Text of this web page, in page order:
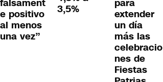
falsament
e positivo
al menos
una vez”
3,5%
para
extender
un día
más las
celebracio
nes de
Fiestas